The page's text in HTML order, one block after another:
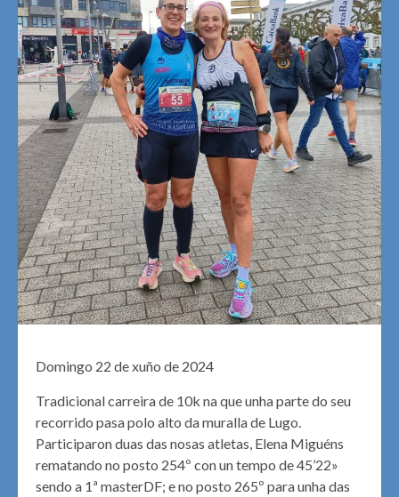
Domingo 22 de xuño de 2024
Tradicional carreira de 10k na que unha parte do seu
recorrido pasa polo alto da muralla de Lugo.
Participaron duas das nosas atletas, Elena Miguéns
rematando no posto 254º con un tempo de 45’22»
sendo a 1ª masterDF; e no posto 265º para unha das